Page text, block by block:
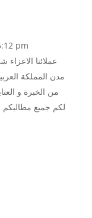
pm
عملائنا
مدن المملكة
من الخبرة و
لكم جميع مطالبكم